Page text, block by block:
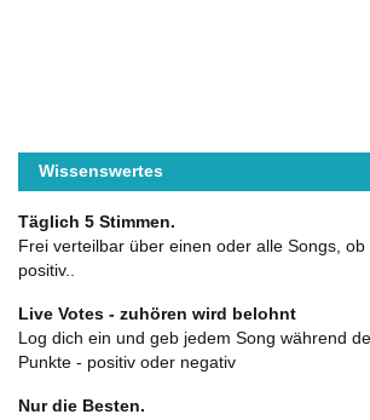
Wissenswertes
Täglich 5 Stimmen.
Frei verteilbar über einen oder alle Songs,
positiv..
Live Votes - zuhören wird belohnt
Log dich ein und geb jedem Song während
Punkte - positiv oder negativ
Nur die Besten.